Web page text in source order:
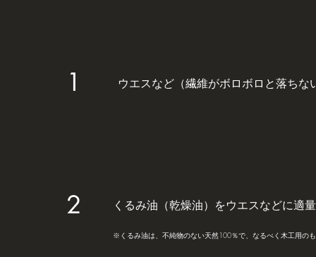
1 ウエスなど（繊維がボロボロと落ち
2 くるみ油（乾燥油）をウエスなどに適
※くるみ油は、不純物のない天然100％で、なるべく木工用の